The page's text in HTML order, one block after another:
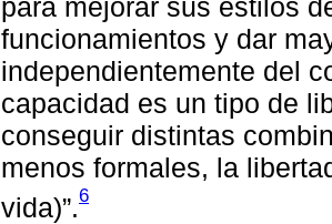
para mejorar sus estilos
funcionamientos y dar
independientemente del
capacidad es un tipo de
conseguir distintas
menos formales, la
vida)”.6